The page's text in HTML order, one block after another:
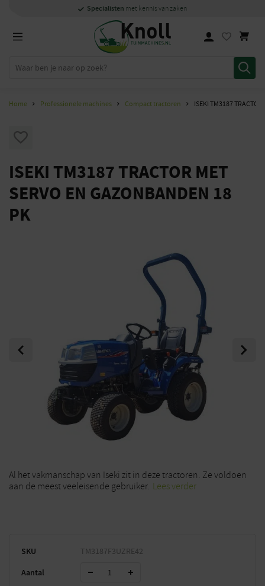
Specialisten met kennis van zaken
1000m2showroom in Staphorst
Persoonlijkensnelcontact
Specialisten met kennis van zaken
Home Professionele machines Compact tractoren ISEKI TM3187
ISEKI TM3187 TRACTOR MET
SERVO EN GAZONBANDEN 18
PK
Previous Next
Al het vakmanschap van Iseki zit in deze tractoren. Ze voldoen
aan de meest veeleisende gebruiker. Lees verder
SKU TM3187F3UZRE42
Aantal